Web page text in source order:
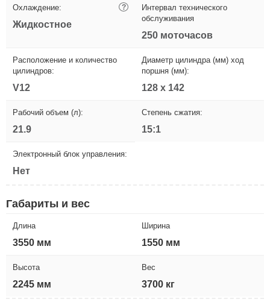
Охлаждение: ?
Жидкостное
Интервал технического
обслуживания
250 моточасов
Расположение и количество
цилиндров:
V12
Диаметр цилиндра (мм) ход
поршня (мм):
128 x 142
Рабочий объем (л):
21.9
Степень сжатия:
15:1
Электронный блок управления:
Нет
Габариты и вес
Длина
3550 мм
Ширина
1550 мм
Высота
2245 мм
Вес
3700 кг